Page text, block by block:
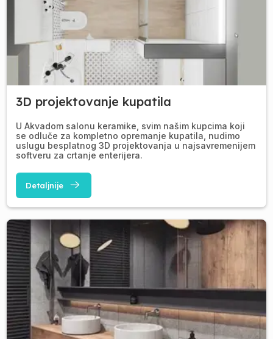
3D projektovanje kupatila
U Akvadom salonu keramike, svim našim kupcima koji
se odluče za kompletno opremanje kupatila, nudimo
uslugu besplatnog 3D projektovanja u najsavremenijem
softveru za crtanje enterijera.
Detaljnije